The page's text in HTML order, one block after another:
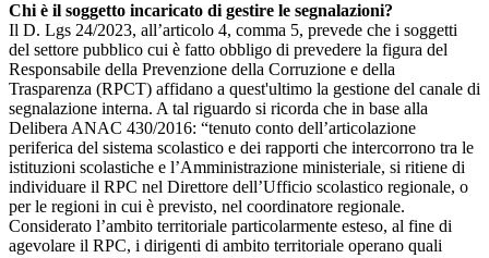
Chi è il soggetto incaricato di gestire le segnalazioni?
Il D. Lgs 24/2023, all’articolo 4, comma 5, prevede che i soggetti
del settore pubblico cui è fatto obbligo di prevedere la figura del
Responsabile della Prevenzione della Corruzione e della
Trasparenza (RPCT) affidano a quest'ultimo la gestione del canale di
segnalazione interna. A tal riguardo si ricorda che in base alla
Delibera ANAC 430/2016: “tenuto conto dell’articolazione
periferica del sistema scolastico e dei rapporti che intercorrono tra le
istituzioni scolastiche e l’Amministrazione ministeriale, si ritiene di
individuare il RPC nel Direttore dell’Ufficio scolastico regionale, o
per le regioni in cui è previsto, nel coordinatore regionale.
Considerato l’ambito territoriale particolarmente esteso, al fine di
agevolare il RPC, i dirigenti di ambito territoriale operano quali